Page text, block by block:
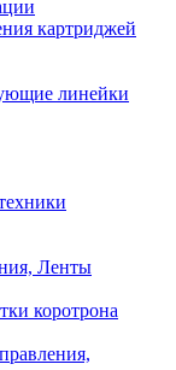
картриджей
линейки
Ленты
коротрона